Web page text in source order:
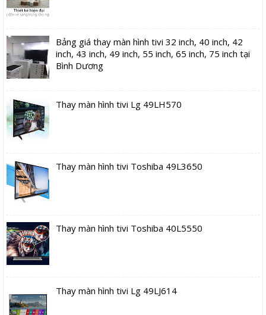
Bảng giá thay màn hình tivi 32 inch, 40 inch, 42
inch, 43 inch, 49 inch, 55 inch, 65 inch, 75 inch tại
Bình Dương
Thay màn hình tivi Lg 49LH570
Thay màn hình tivi Toshiba 49L3650
Thay màn hình tivi Toshiba 40L5550
Thay màn hình tivi Lg 49LJ614